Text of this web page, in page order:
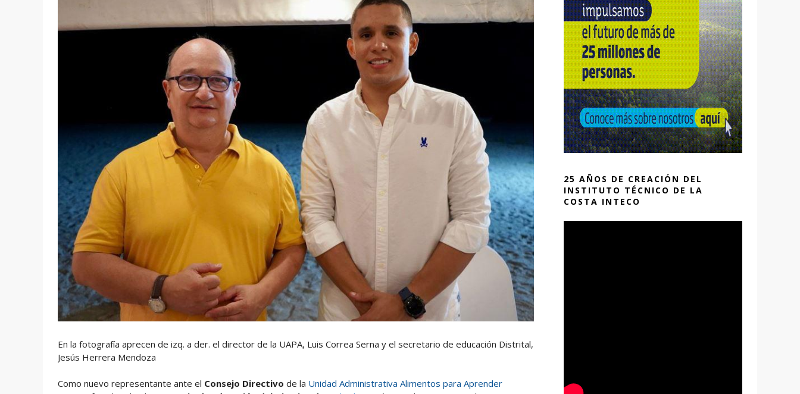
En la fotografía aprecen de izq. a der. el director de la UAPA, Luis Correa Serna y el secretario de educación Distrital,
Jesús Herrera Mendoza
Como nuevo representante ante el Consejo Directivo de la Unidad Administrativa Alimentos para Aprender
25 AÑOS DE CREACIÓN DEL
INSTITUTO TÉCNICO DE LA
COSTA INTECO